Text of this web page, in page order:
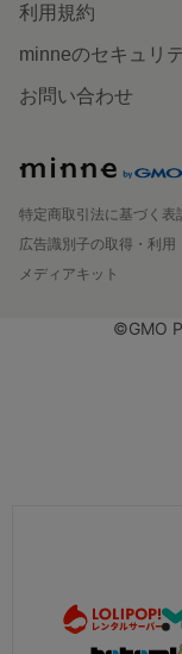
利用規約
minneのセキュリ
お問い合わせ
特定商取引法に基づく表
広告識別子の取得・利用
メディアキット
©GMO